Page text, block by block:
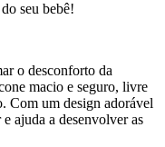
seu bebê!
o desconforto da
macio e seguro, livre
Com um design adorável
ajuda a desenvolver as